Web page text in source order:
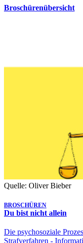
Broschürenübersicht
Quelle: Oliver Bieber
BROSCHÜREN
Du bist nicht allein
Die psychosoziale
Strafverfahren -